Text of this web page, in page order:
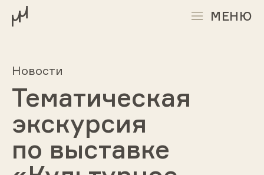
МЕНЮ
Новости
Тематическая
экскурсия
по выставке